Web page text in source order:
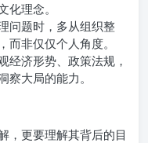
化理念。
问题时，多从组织整
而非仅仅个人角度。
经济形势、政策法规，
察大局的能力。
，更要理解其背后的目